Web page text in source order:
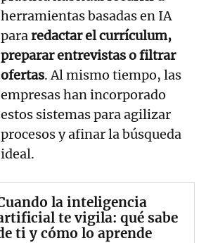
herramientas basadas en IA
pararedactar el currículum,
preparar entrevistas o filtrar
ofertas. Al mismo tiempo, las
empresas han incorporado
estos sistemas para agilizar
procesos y afinar la búsqueda
la inteligencia
te vigila: qué sabe
ti y cómo lo aprende